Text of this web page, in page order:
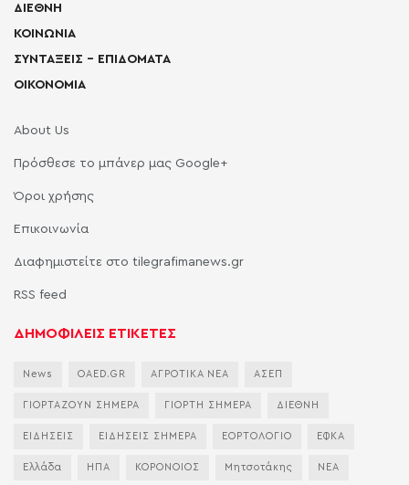
ΔΙΕΘΝΗ
ΚΟΙΝΩΝΙΑ
ΣΥΝΤΑΞΕΙΣ – ΕΠΙΔΟΜΑΤΑ
ΟΙΚΟΝΟΜΙΑ
About Us
Πρόσθεσε το μπάνερ μας Google+
Όροι χρήσης
Επικοινωνία
Διαφημιστείτε στο tilegrafimanews.gr
RSS feed
ΔΗΜΟΦΙΛΕΙΣ ΕΤΙΚΕΤΕΣ
News OAED.GR ΑΓΡΟΤΙΚΑ ΝΕΑ ΑΣΕΠ
ΓΙΟΡΤΑΖΟΥΝ ΣΗΜΕΡΑ ΓΙΟΡΤΗ ΣΗΜΕΡΑ ΔΙΕΘΝΗ
ΕΙΔΗΣΕΙΣ ΕΙΔΗΣΕΙΣ ΣΗΜΕΡΑ ΕΟΡΤΟΛΟΓΙΟ ΕΦΚΑ
Ελλάδα ΗΠΑ ΚΟΡΟΝΟΙΟΣ Μητσοτάκης ΝΕΑ